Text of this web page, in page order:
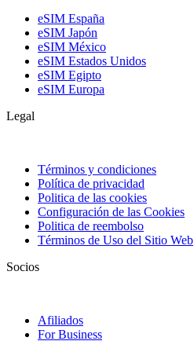
eSIM España
eSIM Japón
eSIM México
eSIM Estados Unidos
eSIM Egipto
eSIM Europa
Legal
Términos y condiciones
Política de privacidad
Politica de las cookies
Configuración de las Cookies
Politica de reembolso
Términos de Uso del Sitio Web
Socios
Afiliados
For Business